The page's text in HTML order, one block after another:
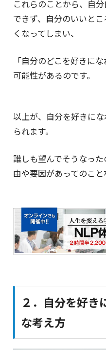
これらのことから、自
できず、自分のいいと
くなってしまい、
「自分のどこを好きに
可能性があるのです。
以上が、自分を好きに
られます。
誰しも望んでそうなっ
由や要因があってのこと
２．自分を好き
な考え方